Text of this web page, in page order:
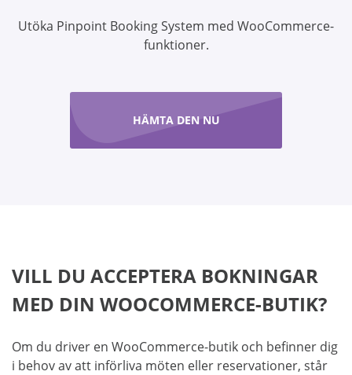
Utöka Pinpoint Booking System med WooCommerce-
funktioner.
HÄMTA DEN NU
VILL DU ACCEPTERA BOKNINGAR
MED DIN WOOCOMMERCE-BUTIK?
Om du driver en WooCommerce-butik och befinner dig
i behov av att införliva möten eller reservationer, står